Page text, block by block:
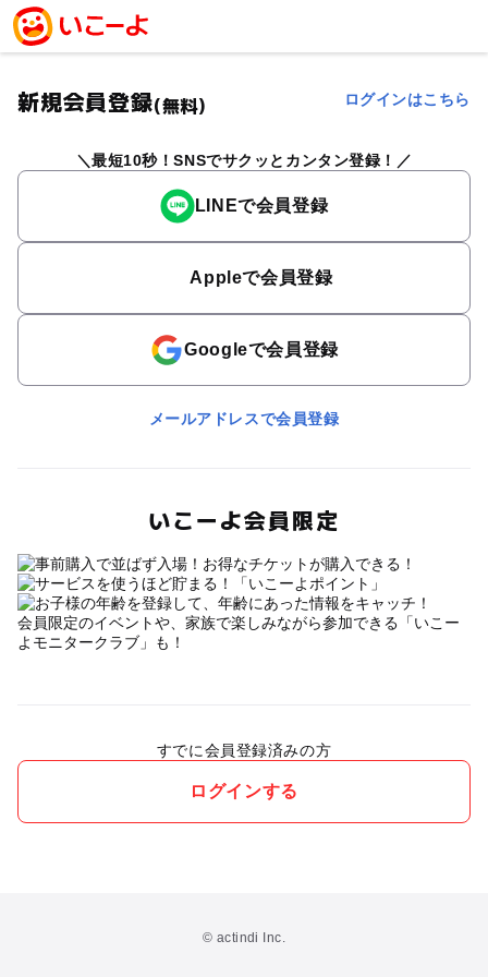
新規会員登録(無料) ログインはこちら
最短10秒！SNSでサクッとカンタン登録！
LINEで会員登録
Appleで会員登録
Googleで会員登録
メールアドレスで会員登録
いこーよ会員限定
会員限定のイベントや、家族で楽しみながら参加できる「いこー
よモニタークラブ」も！
すでに会員登録済みの方
ログインする
© actindi Inc.